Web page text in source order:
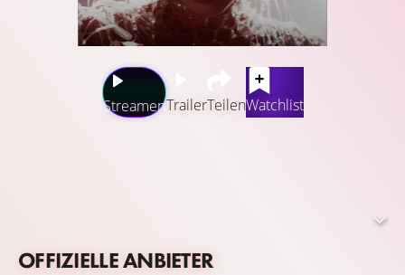
StreamenTrailerTeilenWatchlist
Kino abgemischt von Alan Meyerson (Dune Part One, The
OFFIZIELLE ANBIETER